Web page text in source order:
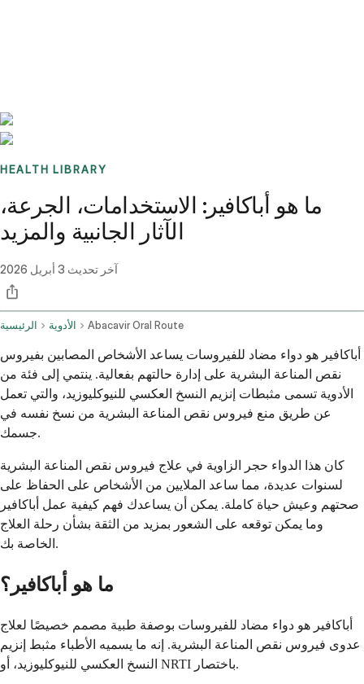
HEALTH LIBRARY
ما هو أباكافير: الاستخدامات، الجرعة،
الآثار الجانبية والمزيد
آخر تحديث 3 أبريل 2026
الرئيسية الأدوية Abacavir Oral Route
أباكافير هو دواء مضاد للفيروسات يساعد الأشخاص المصابين بفيروس
نقص المناعة البشرية على إدارة حالتهم بفعالية. ينتمي إلى فئة من
الأدوية تسمى مثبطات إنزيم النسخ العكسي للنيوكليوزيد، والتي تعمل
عن طريق منع فيروس نقص المناعة البشرية من نسخ نفسه في
جسمك.
كان هذا الدواء حجر الزاوية في علاج فيروس نقص المناعة البشرية
لسنوات عديدة، مما ساعد الملايين من الأشخاص على الحفاظ على
صحتهم وعيش حياة كاملة. يمكن أن يساعدك فهم كيفية عمل أباكافير
وما يمكن توقعه على الشعور بمزيد من الثقة بشأن رحلة العلاج
الخاصة بك.
ما هو أباكافير؟
أباكافير هو دواء مضاد للفيروسات بوصفة طبية مصمم خصيصًا لعلاج
عدوى فيروس نقص المناعة البشرية. إنه ما يسميه الأطباء مثبط إنزيم
النسخ العكسي للنيوكليوزيد، أو NRTI باختصار.